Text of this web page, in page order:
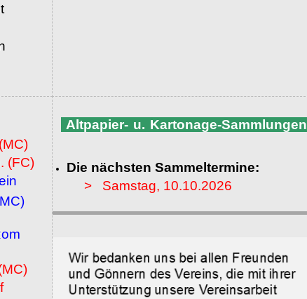
(FC)
Altpapier- u. Kartonage-Sammlungen
Die nächsten Sammeltermine:
> Samstag, 10.10.2026